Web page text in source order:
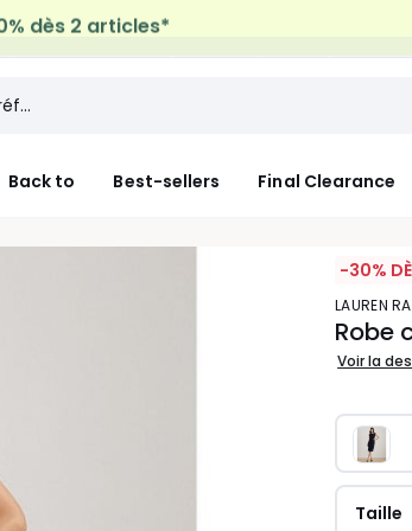
sur tous vos achats Mode & Maison
Back to Best-sellers Final Clearance
-30%
LAUREN
Robe
Voir la
Taille